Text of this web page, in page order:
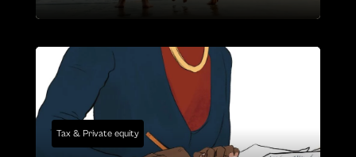
Tax & Private equity